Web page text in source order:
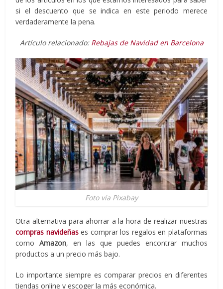
si el descuento que se indica en este periodo merece
verdaderamente la pena.
Artículo relacionado: Rebajas de Navidad en Barcelona
Foto vía Pixabay
Otra alternativa para ahorrar a la hora de realizar nuestras
compras navideñases comprar los regalos en plataformas
comoAmazon, en las que puedes encontrar muchos
productos a un precio más bajo.
Lo importante siempre es comparar precios en diferentes
tiendas online y escoger la más económica.